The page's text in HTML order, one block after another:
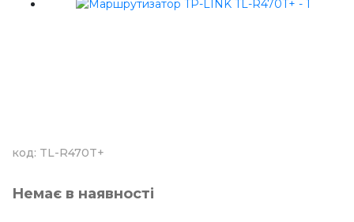
код: TL-R470T+
Немає в наявності